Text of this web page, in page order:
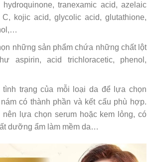
tranexamic acid, azelaic
kojic acid, glycolic acid, glutathione,
những sản phẩm chứa những chất lột
aspirin, acid trichloracetic, phenol,
tình trạng của mỗi loại da để lựa chọn
có thành phần và kết cấu phù hợp.
lựa chọn serum hoặc kem lỏng, có
dưỡng ẩm làm mềm da…